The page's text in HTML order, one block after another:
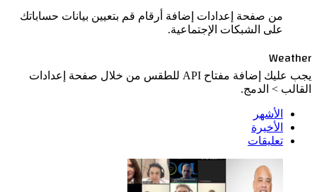
من صفحة إعدادات إضافة أرقام قم بتعيين بيانات حساباتك
على الشبكات الإجتماعية.
Weather
يجب عليك إضافة مفتاح API للطقس من خلال صفحة إعدادات
القالب > الدمج.
الأشهر
الأخيرة
تعليقات